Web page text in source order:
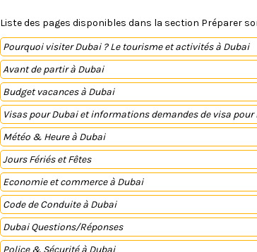
Liste des pages disponibles dans la section Préparer
Pourquoi visiter Dubai ? Le tourisme et activités à Dubai
Avant de partir à Dubai
Budget vacances à Dubai
Visas pour Dubai et informations demandes de visa pour
Météo & Heure à Dubai
Jours Fériés et Fêtes
Economie et commerce à Dubai
Code de Conduite à Dubai
Dubai Questions/Réponses